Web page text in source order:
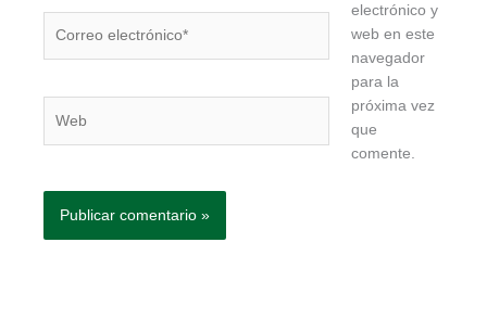
electrónico y
web en este
navegador
para la
próxima vez
que
comente.